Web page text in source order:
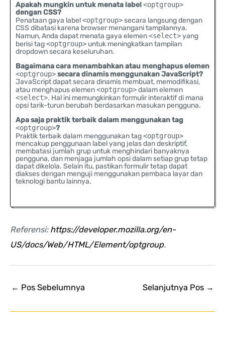
Apakah mungkin untuk menata label<optgroup>
dengan CSS?
Penataan gaya label<optgroup>secara langsung dengan
CSS dibatasi karena browser menangani tampilannya.
Namun, Anda dapat menata gaya elemen<select>yang
berisi tag<optgroup> untuk meningkatkan tampilan
dropdown secara keseluruhan.
Bagaimana cara menambahkan atau menghapus elemen
<optgroup>secara dinamis menggunakan JavaScript?
JavaScript dapat secara dinamis membuat, memodifikasi,
atau menghapus elemen<optgroup>dalam elemen
<select>. Hal ini memungkinkan formulir interaktif di mana
opsi tarik-turun berubah berdasarkan masukan pengguna.
Apa saja praktik terbaik dalam menggunakan tag
<optgroup>?
Praktik terbaik dalam menggunakan tag<optgroup>
mencakup penggunaan label yang jelas dan deskriptif,
membatasi jumlah grup untuk menghindari banyaknya
pengguna, dan menjaga jumlah opsi dalam setiap grup tetap
dapat dikelola. Selain itu, pastikan formulir tetap dapat
diakses dengan menguji menggunakan pembaca layar dan
teknologi bantu lainnya.
Referensi: https://developer.mozilla.org/en-
US/docs/Web/HTML/Element/optgroup.
← Pos Sebelumnya Selanjutnya Pos →